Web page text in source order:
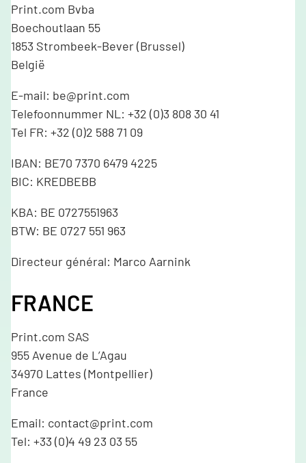
Print.com Bvba
Boechoutlaan 55
1853 Strombeek-Bever (Brussel)
België
E-mail: be@print.com
Telefoonnummer NL: +32 (0)3 808 30 41
Tel FR: +32 (0)2 588 71 09
IBAN: BE70 7370 6479 4225
BIC: KREDBEBB
KBA: BE 0727551963
BTW: BE 0727 551 963
Directeur général: Marco Aarnink
FRANCE
Print.com SAS
955 Avenue de L’Agau
34970 Lattes (Montpellier)
France
Email: contact@print.com
Tel: +33 (0)4 49 23 03 55